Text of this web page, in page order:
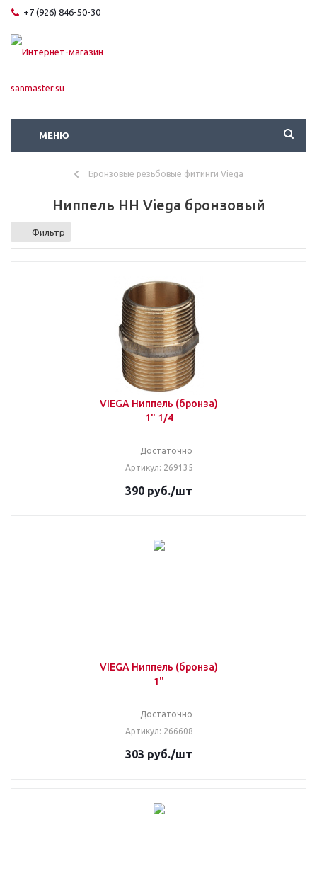
+7 (926) 846-50-30
МЕНЮ
Бронзовые резьбовые фитинги Viega
Ниппель НН Viega бронзовый
Фильтр
VIEGA Ниппель (бронза)
1" 1/4
Достаточно
Артикул: 269135
390 руб./шт
VIEGA Ниппель (бронза)
1"
Достаточно
Артикул: 266608
303 руб./шт